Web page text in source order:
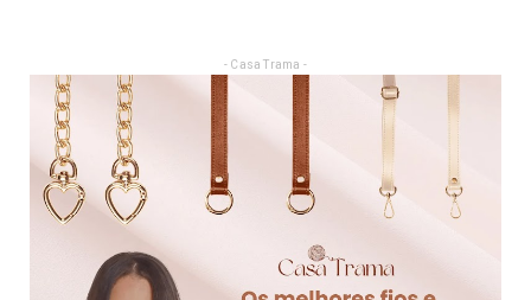
- Casa Trama -